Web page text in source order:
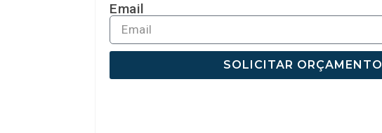
Email
SOLICITAR ORÇAMENTO